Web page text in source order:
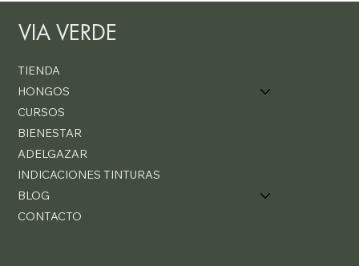
VIA VERDE
TIENDA
HONGOS
CURSOS
BIENESTAR
ADELGAZAR
INDICACIONES TINTURAS
BLOG
CONTACTO